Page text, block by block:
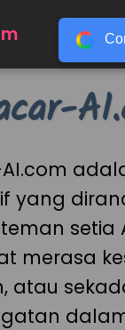
yang
setia
merasa
atau